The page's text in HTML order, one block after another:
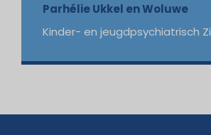
Parhélie Ukkel en Woluwe
Kinder- en jeugdpsychiatrisch